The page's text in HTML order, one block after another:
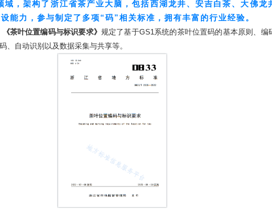
架构了浙江省茶产业大脑，包括西湖龙井、安吉白茶、大佛龙
能力，参与制定了多项“码”相关标准，拥有丰富的行业经验。
《茶叶位置编码与标识要求》 规定了基于GS1系统的茶叶位置码的基本原则、编
、自动识别以及数据采集与共享等。